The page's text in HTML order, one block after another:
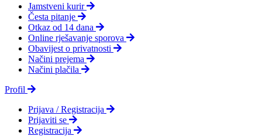
Jamstveni kurir
Česta pitanje
Otkaz od 14 dana
Online rješavanje sporova
Obavijest o privatnosti
Načini prejema
Načini plačila
Profil
Prijava / Registracija
Prijaviti se
Registracija